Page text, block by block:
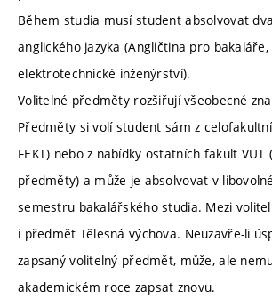
Během studia musí student absolvovat
anglického jazyka (Angličtina pro
elektrotechnické inženýrství).
Volitelné předměty rozšiřují všeobecné
Předměty si volí student sám z
FEKT) nebo z nabídky ostatních fakult VUT
předměty) a může je absolvovat v
semestru bakalářského studia. Mezi
i předmět Tělesná výchova. Neuzavře-li
zapsaný volitelný předmět, může, ale
akademickém roce zapsat znovu.